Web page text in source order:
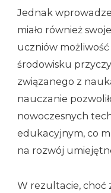
Jednak
miało również
uczniów
środowisku
związanego z
nauczanie
nowoczesnych
edukacyjnym, co
na rozwój
W rezultacie, choć